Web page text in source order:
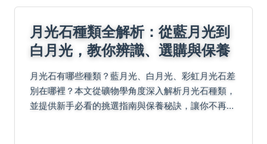
月光石種類全解析：從藍月光到
白月光，教你辨識、選購與保養
月光石有哪些種類？藍月光、白月光、彩虹月光石差
別在哪裡？本文從礦物學角度深入解析月光石種類，
並提供新手必看的挑選指南與保養秘訣，讓你不再買